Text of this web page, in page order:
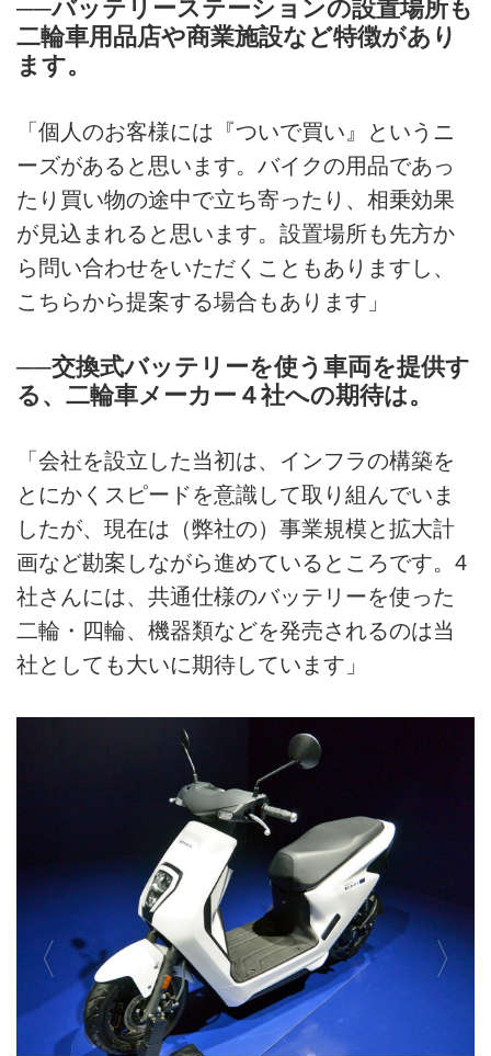
──バッテリーステーションの設置場所も
二輪車用品店や商業施設など特徴があり
ます。
「個人のお客様には『ついで買い』というニ
ーズがあると思います。バイクの用品であっ
たり買い物の途中で立ち寄ったり、相乗効果
が見込まれると思います。設置場所も先方か
ら問い合わせをいただくこともありますし、
こちらから提案する場合もあります」
──交換式バッテリーを使う車両を提供す
る、二輪車メーカー４社への期待は。
「会社を設立した当初は、インフラの構築を
とにかくスピードを意識して取り組んでいま
したが、現在は（弊社の）事業規模と拡大計
画など勘案しながら進めているところです。4
社さんには、共通仕様のバッテリーを使った
二輪・四輪、機器類などを発売されるのは当
社としても大いに期待しています」